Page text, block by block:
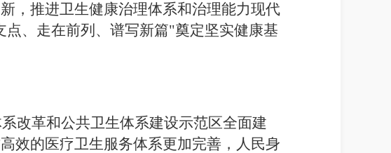
，推进卫生健康治理体系和治理能力现代
、走在前列、谱写新篇"奠定坚实健康基
改革和公共卫生体系建设示范区全面建
效的医疗卫生服务体系更加完善，人民身